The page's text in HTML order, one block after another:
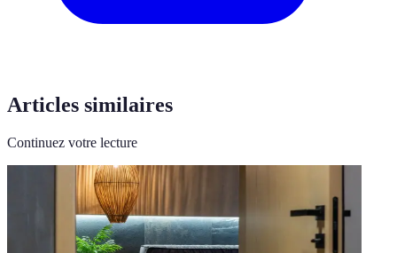
Articles similaires
Continuez votre lecture